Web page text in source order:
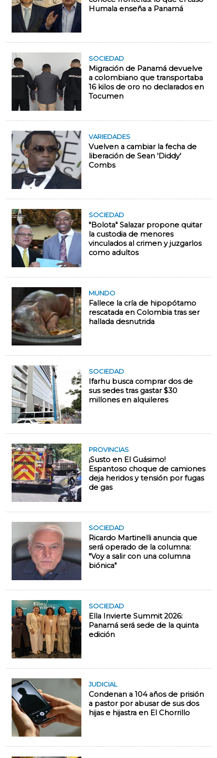
Humala enseña a Panamá
SOCIEDAD
Migración de Panamá devuelve
a colombiano que transportaba
16 kilos de oro no declarados en
Tocumen
VARIEDADES
Vuelven a cambiar la fecha de
liberación de Sean 'Diddy'
Combs
SOCIEDAD
"Bolota" Salazar propone quitar
la custodia de menores
vinculados al crimen y juzgarlos
como adultos
MUNDO
Fallece la cría de hipopótamo
rescatada en Colombia tras ser
hallada desnutrida
SOCIEDAD
Ifarhu busca comprar dos de
sus sedes tras gastar $30
millones en alquileres
PROVINCIAS
¡Susto en El Guásimo!
Espantoso choque de camiones
deja heridos y tensión por fugas
de gas
SOCIEDAD
Ricardo Martinelli anuncia que
será operado de la columna:
"Voy a salir con una columna
biónica"
SOCIEDAD
Ella Invierte Summit 2026:
Panamá será sede de la quinta
edición
JUDICIAL
Condenan a 104 años de prisión
a pastor por abusar de sus dos
hijas e hijastra en El Chorrillo